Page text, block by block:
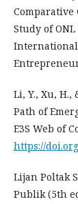
Comparative
Study of
International
Li, Y., Xu, H.,
Path of
E3S Web of
https://
Lijan Poltak
Publik (5th